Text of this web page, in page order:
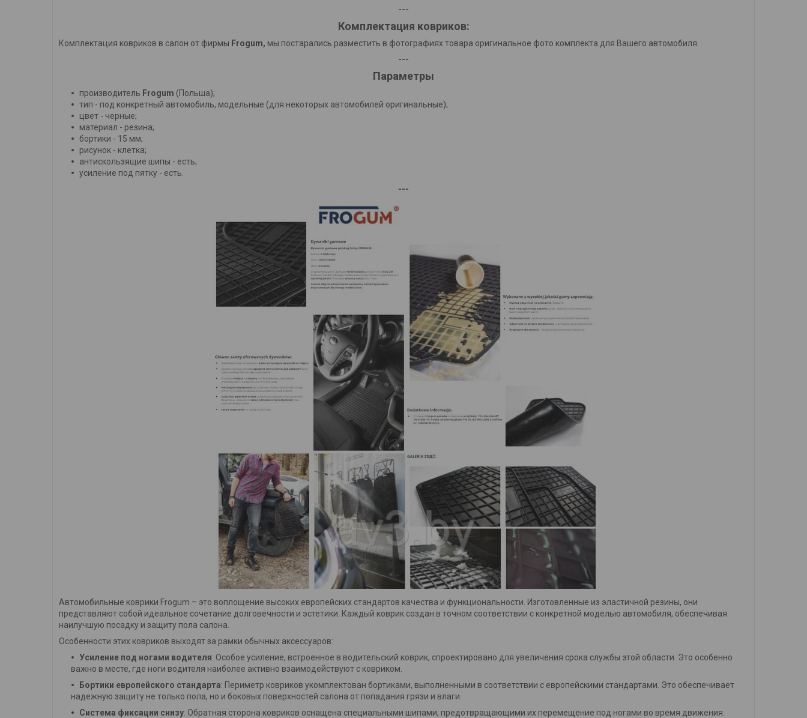
---
Комплектация ковриков:
Комплектация ковриков в салон от фирмы Frogum, мы постарались разместить в фотографиях товара оригинальное фото комплекта для Вашего автомобиля.
---
Параметры
производитель Frogum (Польша);
тип - под конкретный автомобиль, модельные (для некоторых автомобилей оригинальные);
цвет - черные;
материал - резина;
бортики - 15 мм;
рисунок - клетка;
антискользящие шипы - есть;
усиление под пятку - есть.
---
Автомобильные коврики Frogum – это воплощение высоких европейских стандартов качества и функциональности. Изготовленные из эластичной резины, они
представляют собой идеальное сочетание долговечности и эстетики. Каждый коврик создан в точном соответствии с конкретной моделью автомобиля, обеспечивая
наилучшую посадку и защиту пола салона.
Особенности этих ковриков выходят за рамки обычных аксессуаров:
Усиление под ногами водителя: Особое усиление, встроенное в водительский коврик, спроектировано для увеличения срока службы этой области. Это особенно
важно в месте, где ноги водителя наиболее активно взаимодействуют с ковриком.
Бортики европейского стандарта: Периметр ковриков укомплектован бортиками, выполненными в соответствии с европейскими стандартами. Это обеспечивает
надежную защиту не только пола, но и боковых поверхностей салона от попадания грязи и влаги.
Система фиксации снизу: Обратная сторона ковриков оснащена специальными шипами, предотвращающими их перемещение под ногами во время движения.